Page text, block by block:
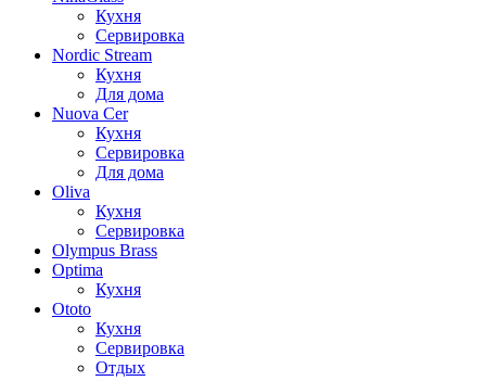
Кухня
Сервировка
Nordic Stream
Кухня
Для дома
Nuova Cer
Кухня
Сервировка
Для дома
Oliva
Кухня
Сервировка
Olympus Brass
Optima
Кухня
Ototo
Кухня
Сервировка
Отдых